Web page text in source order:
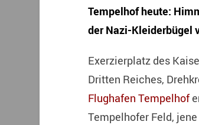
Tempelhof heute:
der Nazi-Kleiderbügel
Exerzierplatz des
Dritten Reiches,
Flughafen Tempelhof
Tempelhofer Feld,